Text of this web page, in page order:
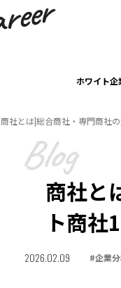
ホワイト企
商社とは|総合商社・専門商社
商社と
ト商社
2026.02.09 #企業